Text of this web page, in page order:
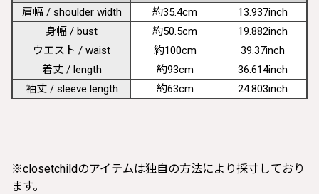
肩幅 / shoulder width
約35.4cm
13.937inch
身幅 / bust
約50.5cm
19.882inch
ウエスト / waist
約100cm
39.37inch
着丈 / length
約93cm
36.614inch
袖丈 / sleeve length
約63cm 24.803inch
※closetchildのアイテムは独自の方法により採寸しており
ます。